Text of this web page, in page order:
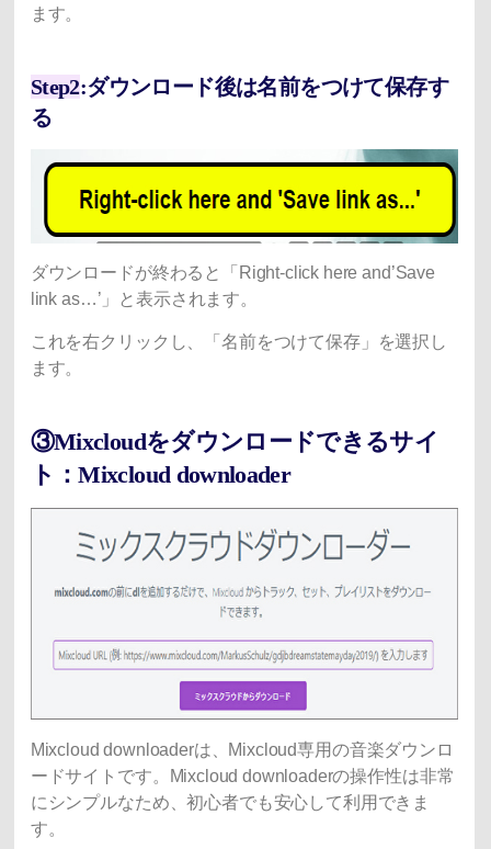
ます。
Step2:ダウンロード後は名前をつけて保存す
る
ダウンロードが終わると「Right-click here and’Save
link as…’」と表示されます。
これを右クリックし、「名前をつけて保存」を選択し
ます。
③Mixcloudをダウンロードできるサイ
ト：Mixcloud downloader
Mixcloud downloaderは、Mixcloud専用の音楽ダウンロ
ードサイトです。Mixcloud downloaderの操作性は非常
にシンプルなため、初心者でも安心して利用できま
す。